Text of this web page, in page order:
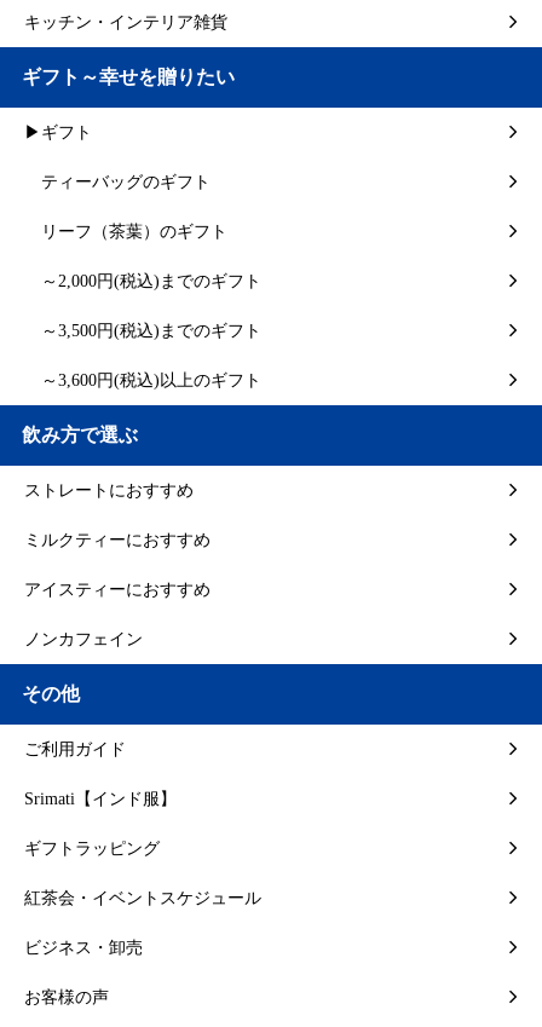
キッチン・インテリア雑貨
ギフト～幸せを贈りたい
▶ギフト
ティーバッグのギフト
リーフ（茶葉）のギフト
～2,000円(税込)までのギフト
～3,500円(税込)までのギフト
～3,600円(税込)以上のギフト
飲み方で選ぶ
ストレートにおすすめ
ミルクティーにおすすめ
アイスティーにおすすめ
ノンカフェイン
その他
ご利用ガイド
Srimati【インド服】
ギフトラッピング
紅茶会・イベントスケジュール
ビジネス・卸売
お客様の声